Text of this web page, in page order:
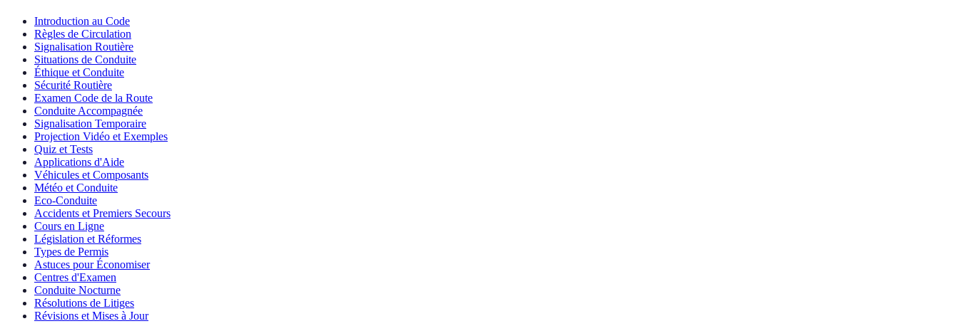
Introduction au Code
Règles de Circulation
Signalisation Routière
Situations de Conduite
Éthique et Conduite
Sécurité Routière
Examen Code de la Route
Conduite Accompagnée
Signalisation Temporaire
Projection Vidéo et Exemples
Quiz et Tests
Applications d'Aide
Véhicules et Composants
Météo et Conduite
Eco-Conduite
Accidents et Premiers Secours
Cours en Ligne
Législation et Réformes
Types de Permis
Astuces pour Économiser
Centres d'Examen
Conduite Nocturne
Résolutions de Litiges
Révisions et Mises à Jour